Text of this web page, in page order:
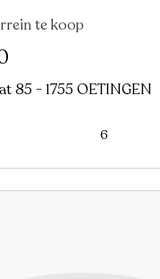
te koop
85 - 1755 OETINGEN
6